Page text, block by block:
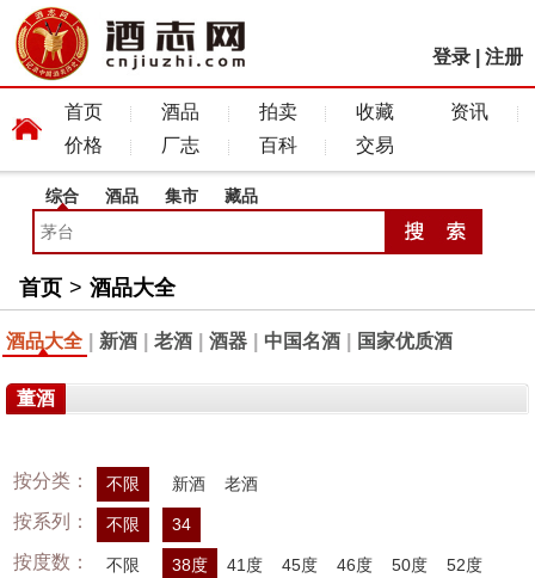
登录 注册
首页 酒品 拍卖 收藏
资讯
价格
厂志 百科 交易
综合 酒品 集市 藏品
首页 > 酒品大全
酒品大全 新酒 老酒 酒器 中国名酒 国家优质酒
董酒
按分类： 不限 新酒 老酒
按系列： 不限 34
按度数： 不限 38度 41度 45度 46度 50度
52度